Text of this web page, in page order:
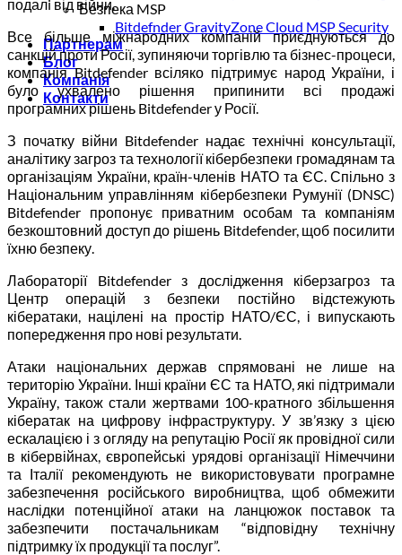
Безпека MSP
Bitdefnder GravityZone Cloud MSP Security
Партнерам
Блог
Компанія
Контакти
подалi від війни.
Все більше міжнародних компаній приєднуються до
санкцій проти Росії, зупиняючи торгівлю та бізнес-процеси,
компанія Bitdefender всіляко підтримує народ України, і
було ухвалено рішення припинити всі продажі
програмних рішень Bitdefender у Росії.
З початку війни Bitdefender надає технічні консультації,
аналітику загроз та технології кібербезпеки громадянам та
організаціям України, країн-членів НАТО та ЄС. Спільно з
Національним управлінням кібербезпеки Румунії (DNSC)
Bitdefender пропонує приватним особам та компаніям
безкоштовний доступ до рішень Bitdefender, щоб посилити
їхню безпеку.
Лабораторії Bitdefender з дослідження кіберзагроз та
Центр операцій з безпеки постійно відстежують
кібератаки, націлені на простір НАТО/ЄС, і випускають
попередження про нові результати.
Атаки національних держав спрямовані не лише на
територію України. Інші країни ЄС та НАТО, які підтримали
Україну, також стали жертвами 100-кратного збільшення
кібератак на цифрову інфраструктуру. У зв’язку з цією
ескалацією і з огляду на репутацію Росії як провідної сили
в кібервійнах, європейські урядові організації Німеччини
та Італії рекомендують не використовувати програмне
забезпечення російського виробництва, щоб обмежити
наслідки потенційної атаки на ланцюжок поставок та
забезпечити постачальникам “відповідну технічну
підтримку їх продукції та послуг”.